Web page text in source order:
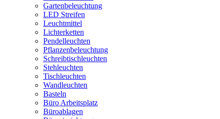
Gartenbeleuchtung
LED Streifen
Leuchtmittel
Lichterketten
Pendelleuchten
Pflanzenbeleuchtung
Schreibtischleuchten
Stehleuchten
Tischleuchten
Wandleuchten
Basteln
Büro Arbeitsplatz
Büroablagen